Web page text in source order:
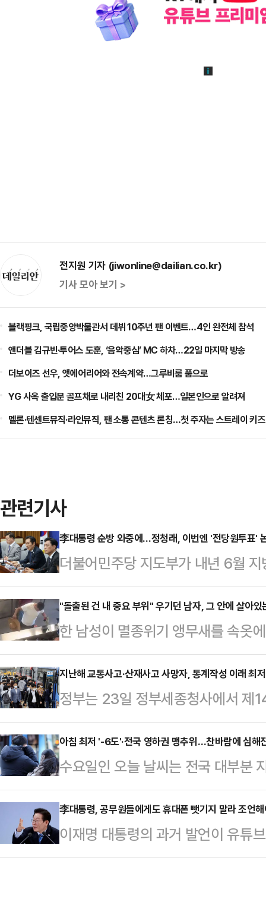
전지원 기자 (jiwonline@dailian.co.kr)
기사 모아 보기 >
블랙핑크, 국립중앙박물관서 데뷔 10주년 팬 이벤트…4인 완전체 참석
앤더블 김규빈·투어스 도훈, ‘음악중심’ MC 하차…22일 마지막 방송
더보이즈 선우, 앳에어리어와 전속계약…그루비룸 품으로
YG 사옥 출입문 골프채로 내리친 20대女 체포…일본인으로 알려져
멜론·텐센트뮤직·라인뮤직, 팬 소통 콘텐츠 론칭…첫 주자는 스트레이 키즈
관련기사
李대통령 순방 와중에…정청래, 이번엔 '전당원투표'
더불어민주당 지도부가 내년 6월
을 위한 당헌·당규 개정 과정에서
고 당내에서 논란이 일자 급히 진
열린 '당대표-전국기초·광역의회의
원회와 중앙위원회를 거쳐 당원 주
위한 당헌·당규 개정 작업을 시작
사를 묻는 절차'도 지금 진행할 예
러싼 논란이 불거지자…
"돌출된 건 내 중요 부위" 우기던 남자, 그 안에 살아있
한 남성이 멸종위기 앵무새를 속옷
당국에 적발됐다.16일(현지시각)
거주하는 제시 아구스 마르티네즈
고의 오테이 메사 입국항에서 앵무
혐의로 기소됐다.미국 캘리포니아
는 오테이 메사 입국항은 북미에서
경보호국(CBP)에 따르면 당시 직
상적으로 돌출돼 있는 것을 …
지난해 교통사고·산재사고 사망자, 통계작성 이래 최
정부는 23일 정부세종청사에서 제
협의회'를 개최하고 교통사고, 산재
처의 이행사항 및 성과를 점검하고
기 3대 프로젝트는 교통·산재·자
절반 줄이기 목표로 2018년부터
민생명을 지키는 것은 정부가 해야
부의 변경과 상관없이 사망사고를
조했다.음주운전 …
아침 최저 '-6도'·전국 영하권 맹추위…찬바람에 심해
수요일인 오늘 날씨는 전국 대부분
강추위가 이어지겠다.새벽 한때 충
에 비가 내리겠고, 밤부터는 제주
은 충남 남부 서해안·충남 북부 1
서해안 5㎜ 미만, 울릉도·독도
李대통령, 공무원들에게도 휴대폰 뺏기지 말라 조언
이재명 대통령의 과거 발언이 유튜
2016년 11월 24일 광진청소년수련